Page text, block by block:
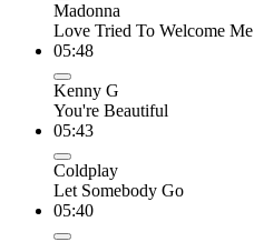
Madonna
Love Tried To Welcome Me
05:48
Kenny G
You're Beautiful
05:43
Coldplay
Let Somebody Go
05:40